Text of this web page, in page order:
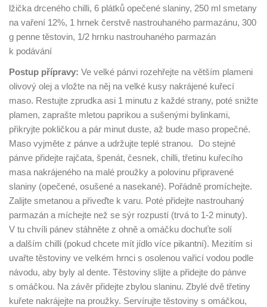
lžička drceného chilli, 6 plátků opečené slaniny, 250 ml smetany
na vaření 12%, 1 hrnek čerstvě nastrouhaného parmazánu, 300
g penne těstovin, 1/2 hrnku nastrouhaného parmazán
k podávání
Postup přípravy: Ve velké pánvi rozehřejte na větším plameni
olivový olej a vložte na něj na velké kusy nakrájené kuřecí
maso. Restujte zprudka asi 1 minutu z každé strany, poté snižte
plamen, zaprašte mletou paprikou a sušenými bylinkami,
přikryjte pokličkou a pár minut duste, až bude maso propečné.
Maso vyjměte z pánve a udržujte teplé stranou. Do stejné
pánve přidejte rajčata, špenát, česnek, chilli, třetinu kuřecího
masa nakrájeného na malé proužky a polovinu připravené
slaniny (opečené, osušené a nasekané). Pořádně promíchejte.
Zalijte smetanou a přiveďte k varu. Poté přidejte nastrouhaný
parmazán a míchejte než se sýr rozpustí (trvá to 1-2 minuty).
V tu chvíli pánev stáhněte z ohně a omáčku dochuťte solí
a dalším chilli (pokud chcete mít jídlo více pikantní). Mezitím si
uvařte těstoviny ve velkém hrnci s osolenou vařicí vodou podle
návodu, aby byly al dente. Těstoviny slijte a přidejte do pánve
s omáčkou. Na závěr přidejte zbylou slaninu. Zbylé dvě třetiny
kuřete nakrájejte na proužky. Servírujte těstoviny s omáčkou,